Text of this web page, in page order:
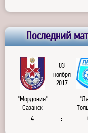
Последний
03
ноября
2017
"Мордовия"
Саранск
-
4
: